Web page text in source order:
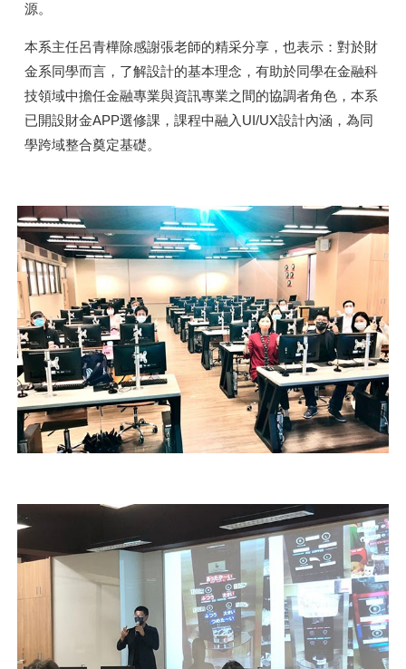
源。
本系主任呂青樺除感謝張老師的精采分享，也表示：對於財
金系同學而言，了解設計的基本理念，有助於同學在金融科
技領域中擔任金融專業與資訊專業之間的協調者角色，本系
已開設財金APP選修課，課程中融入UI/UX設計內涵，為同
學跨域整合奠定基礎。